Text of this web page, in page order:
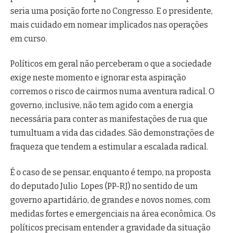
seria uma posição forte no Congresso. E o presidente,
mais cuidado em nomear implicados nas operações
em curso.
Políticos em geral não perceberam o que a sociedade
exige neste momento e ignorar esta aspiração
corremos o risco de cairmos numa aventura radical. O
governo, inclusive, não tem agido com a energia
necessária para conter as manifestações de rua que
tumultuam a vida das cidades. São demonstrações de
fraqueza que tendem a estimular a escalada radical.
É o caso de se pensar, enquanto é tempo, na proposta
do deputado Julio Lopes (PP-RJ) no sentido de um
governo apartidário, de grandes e novos nomes, com
medidas fortes e emergenciais na área econômica. Os
políticos precisam entender a gravidade da situação